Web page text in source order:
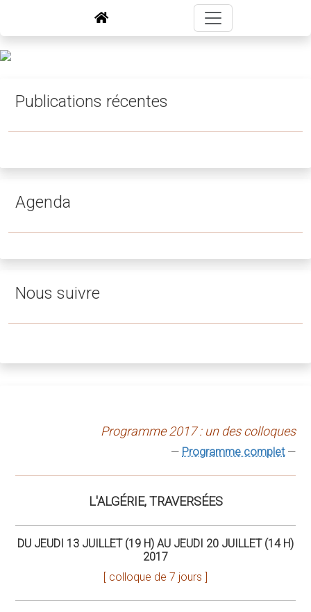
Programme 2017 : un des colloques
— Programme complet—
L'ALGÉRIE, TRAVERSÉES
DU JEUDI 13 JUILLET (19 H) AU JEUDI 20 JUILLET (14 H)
2017
[ colloque de 7 jours ]
Publications récentes
Agenda
Nous suivre